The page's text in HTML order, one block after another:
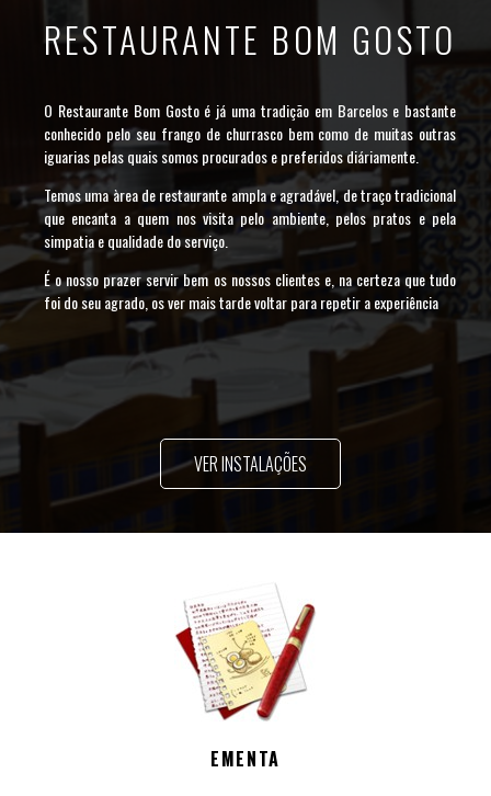
RESTAURANTE BOM GOSTO
O Restaurante Bom Gosto é já uma tradição em Barcelos e bastante
conhecido pelo seu frango de churrasco bem como de muitas outras
iguarias pelas quais somos procurados e preferidos diáriamente.
Temos uma àrea de restaurante ampla e agradável, de traço tradicional
que encanta a quem nos visita pelo ambiente, pelos pratos e pela
simpatia e qualidade do serviço.
É o nosso prazer servir bem os nossos clientes e, na certeza que tudo
foi do seu agrado, os ver mais tarde voltar para repetir a experiência
VER INSTALAÇÕES
EMENTA